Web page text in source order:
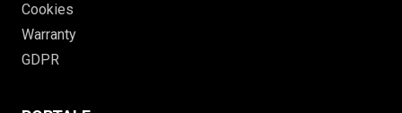
Cookies
Warranty
GDPR